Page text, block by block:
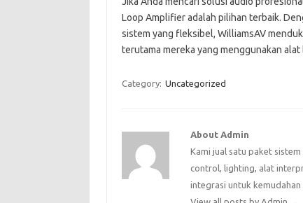
Loop Amplifier adalah pilihan terbaik.
sistem yang fleksibel, WilliamsAV
terutama mereka yang menggunakan alat
Category: Uncategorized
About Admin
Kami jual satu paket
control, lighting, alat
integrasi untuk kemudahan